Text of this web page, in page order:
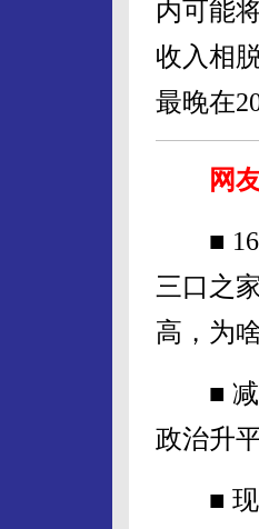
内可能
收入相
最晚在
网
■
三口之
高，为
■ 减轻
政治升
■ 现在